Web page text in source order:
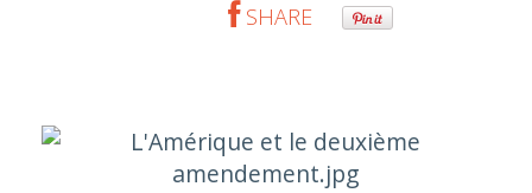
SHARE